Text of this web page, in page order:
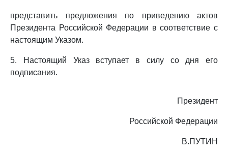
представить предложения по приведению актов
Президента Российской Федерации в соответствие с
настоящим Указом.
5. Настоящий Указ вступает в силу со дня его
подписания.
Президент
Российской Федерации
В.ПУТИН